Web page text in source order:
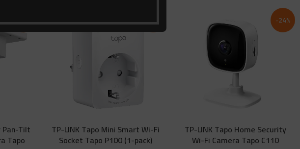
-24%
TP-LINK Tapo Home Security
Wi-Fi Camera Tapo C110
-25%
TP-LINK Tapo Mini Smart Wi-Fi
Socket Tapo P100 (1-pack)
-7%
Pan-Tilt
Tapo